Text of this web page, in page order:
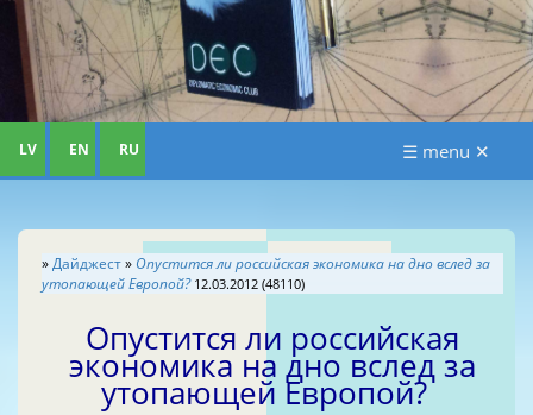
LV EN RU ☰ menu ✕
»Дайджест» Опустится ли российская экономика на дно вслед за
утопающей Европой? 12.03.2012 (48110)
Опустится ли российская
экономика на дно вслед за
утопающей Европой?